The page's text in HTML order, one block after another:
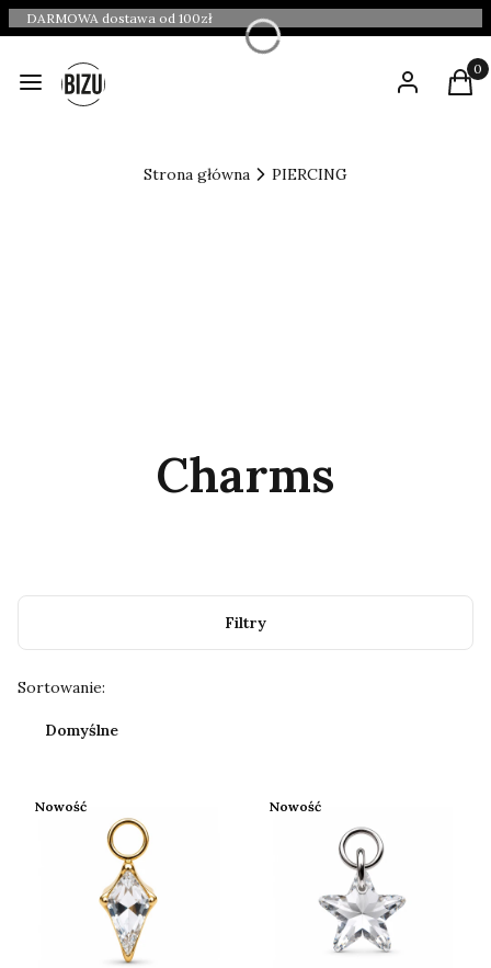
DARMOWA dostawa od 100zł
Menu Zaloguj się
Strona główna PIERCING
Charms
Filtry
Lista produktów
Sortowanie:
Domyślne
Nowość Nowość